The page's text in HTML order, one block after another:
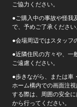
ご協力ください。
●ご購入中の事故や怪我
で、予めご了承ください
●会場周辺ではスタッフ
●近隣住民の方々や、一
ご遠慮ください。
●歩きながら、または車
ホーム構内での画面注
する際は、周囲の安全
から行ってください。